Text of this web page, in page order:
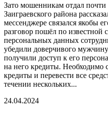
Зато мошенникам отдал
Заиграевского района
мессенджере связался якобы
разговор пошёл по известной
персональных данных
убедили доверчивого
получили доступ к его
на него кредиты. Необходимо
кредиты и перевести все
течении нескольких...
24.04.2024